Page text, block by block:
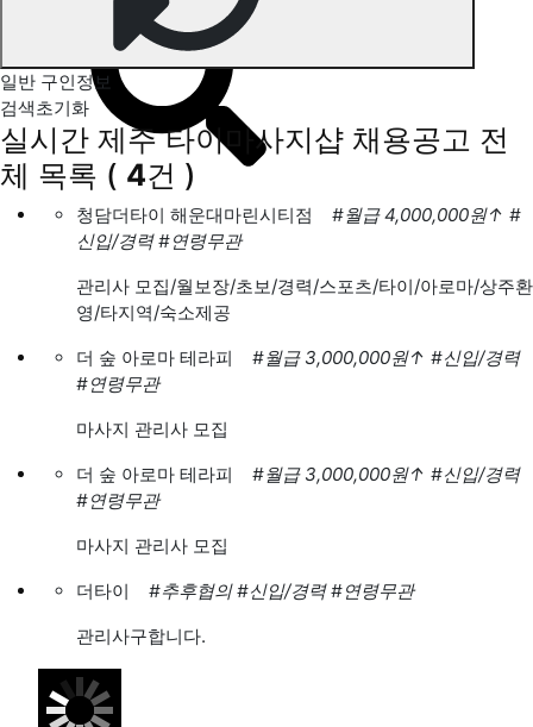
일반 구인정보
검색초기화
실시간 제주 타이마사지샵 채용공고 전
체 목록 ( 4건 )
청담더타이 해운대마린시티점 #월급 4,000,000원↑ #
신입/경력 #연령무관
관리사 모집/월보장/초보/경력/스포츠/타이/아로마/상주환
영/타지역/숙소제공
더 숲 아로마 테라피
#월급 3,000,000원↑ #신입/경력
#연령무관
마사지 관리사 모집
더 숲 아로마 테라피
#월급 3,000,000원↑ #신입/경력
#연령무관
마사지 관리사 모집
더타이
#추후협의 #신입/경력 #연령무관
관리사구합니다.